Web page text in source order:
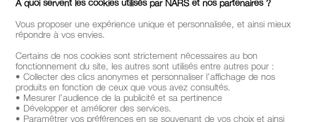
A quoi servent les cookies utilisés par NARS et nos partenaires ?
Vous proposer une expérience unique et personnalisée, et ainsi mieux
répondre à vos envies.
Certains de nos cookies sont strictement nécessaires au bon
fonctionnement du site, les autres sont utilisés entre autres pour :
• Collecter des clics anonymes et personnaliser l’affichage de nos
produits en fonction de ceux que vous avez consultés.
• Mesurer l’audience de la publicité et sa pertinence
• Développer et améliorer des services.
• Paramétrer vos préférences en se souvenant de vos choix et ainsi